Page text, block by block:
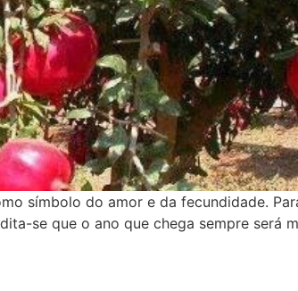
símbolo do amor e da fecundidade.
se que o ano que chega sempre será